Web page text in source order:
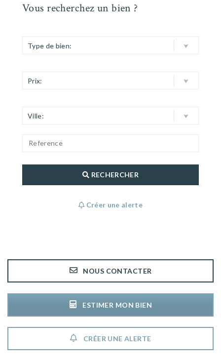
Vous recherchez un bien ?
Type de bien:
Prix:
Ville:
RECHERCHER
Créer une alerte
NOUS CONTACTER
ESTIMER MON BIEN
CRÉER UNE ALERTE